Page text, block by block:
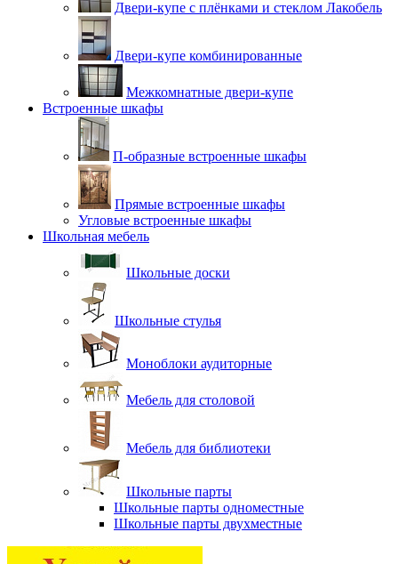
Двери-купе с плёнками и стеклом Лакобель
Двери-купе комбинированные
Межкомнатные двери-купе
Встроенные шкафы
П-образные встроенные шкафы
Прямые встроенные шкафы
Угловые встроенные шкафы
Школьная мебель
Школьные доски
Школьные стулья
Моноблоки аудиторные
Мебель для столовой
Мебель для библиотеки
Школьные парты
Школьные парты одноместные
Школьные парты двухместные